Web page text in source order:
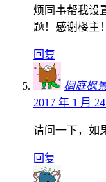
烦同事帮我设
题！感谢楼主！
回复
榈庭枫
2017 年 1 月
请问一下，如
回复